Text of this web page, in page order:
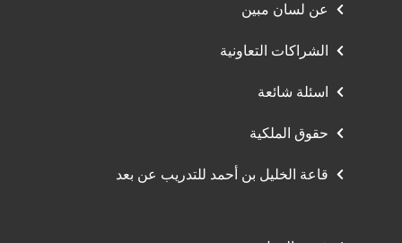
عن لسان مبين
الشراكات التعاونية
اسئلة شائعة
حقوق الملكية
قاعة الخليل بن أحمد للتدريب عن بعد